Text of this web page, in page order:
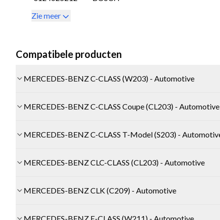
Zie meer
Compatibele producten
MERCEDES-BENZ C-CLASS (W203) - Automotive
MERCEDES-BENZ C-CLASS Coupe (CL203) - Automotive
MERCEDES-BENZ C-CLASS T-Model (S203) -
MERCEDES-BENZ CLC-CLASS (CL203) - Automotive
MERCEDES-BENZ CLK (C209) - Automotive